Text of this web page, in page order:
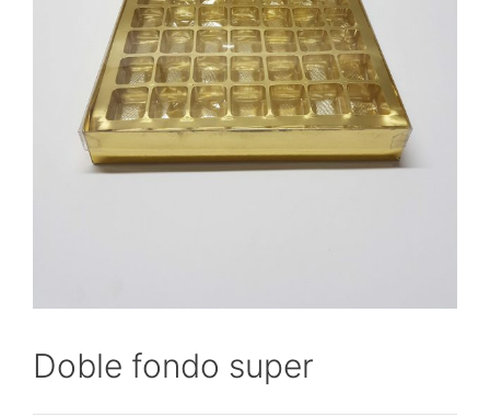
Doble fondo super